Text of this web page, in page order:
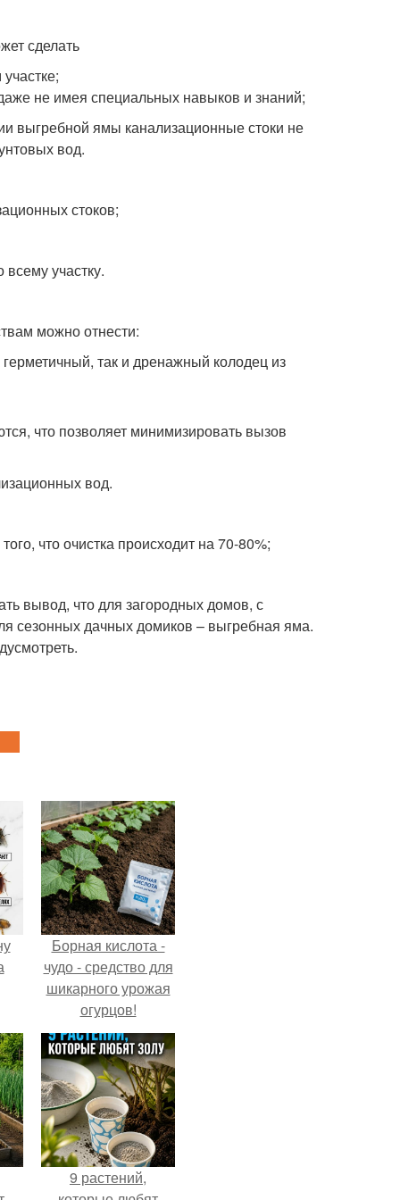
сделать
не имея специальных навыков и знаний;
выгребной ямы канализационные стоки не
вод.
стоков;
участку.
можно отнести:
так и дренажный колодец из
что позволяет минимизировать вызов
вод.
что очистка происходит на 70-80%;
вывод, что для загородных домов, с
сезонных дачных домиков – выгребная яма.
Борная кислота -
чудо - средство для
шикарного урожая
огурцов!
9 растений,